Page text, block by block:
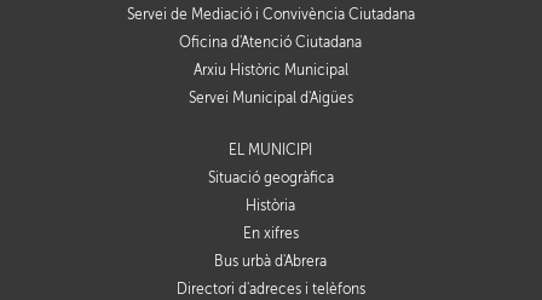
Servei de Mediació i Convivència Ciutadana
Oficina d'Atenció Ciutadana
Arxiu Històric Municipal
Servei Municipal d'Aigües
EL MUNICIPI
Situació geogràfica
Història
En xifres
Bus urbà d'Abrera
Directori d'adreces i telèfons